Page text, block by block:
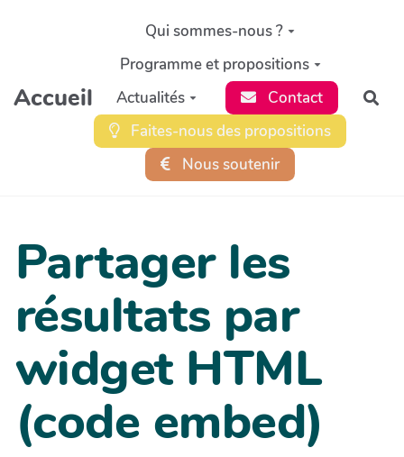
Aller au contenu principal
Accueil
Qui sommes-nous ?
Programme et propositions
Actualités
Contact
Faites-nous des propositions
Nous soutenir
Partager les
résultats par
widget HTML
(code embed)